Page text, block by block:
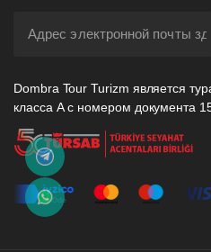
Dombra Tour Turizm является
класса А с номером документа